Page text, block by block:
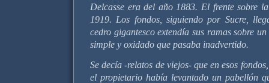
Delcasse era del año 1883. El frente sobre
1919. Los fondos, siguiendo por Sucre,
cedro gigantesco extendía sus ramas sobre
simple y oxidado que pasaba inadvertido.
Se decía -relatos de viejos- que en esos
el propietario había levantado un pabellón